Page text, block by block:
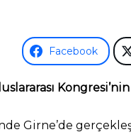
Facebook
Kongresi’nin
Girne’de